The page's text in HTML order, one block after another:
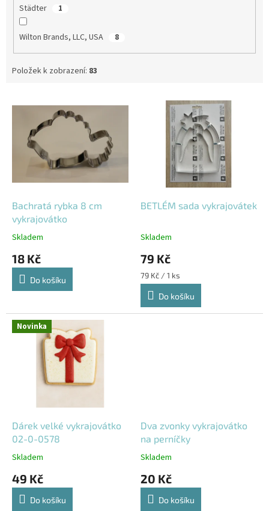
Städter 1
Wilton Brands, LLC, USA 8
Položek k zobrazení: 83
Bachratá rybka 8 cm
vykrajovátko
Skladem
18 Kč
Do košíku
BETLÉM sada vykrajovátek
Skladem
79 Kč
Měrná
cena:
79 Kč / 1 ks
Do košíku
Novinka
Dárek velké vykrajovátko
02-0-0578
Skladem
49 Kč
Do košíku
Dva zvonky vykrajovátko
na perníčky
Skladem
20 Kč
Do košíku